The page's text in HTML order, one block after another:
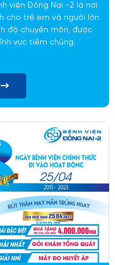
viện Đồng Nai -2 là nơi
cho trẻ em và người lớn
độ chuyên môn, được
vực tiêm chủng.